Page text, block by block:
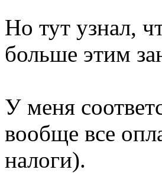
Но тут узнал,
больше этим
У меня
вообще все
налоги).